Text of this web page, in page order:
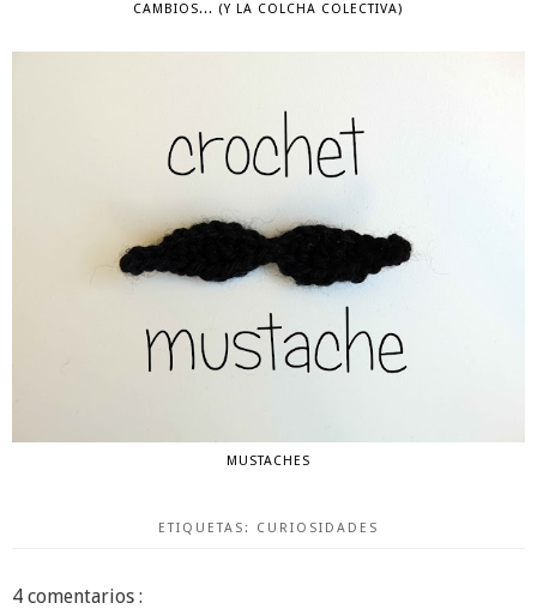
CAMBIOS... (Y LA COLCHA COLECTIVA)
MUSTACHES
ETIQUETAS: CURIOSIDADES
4 comentarios :